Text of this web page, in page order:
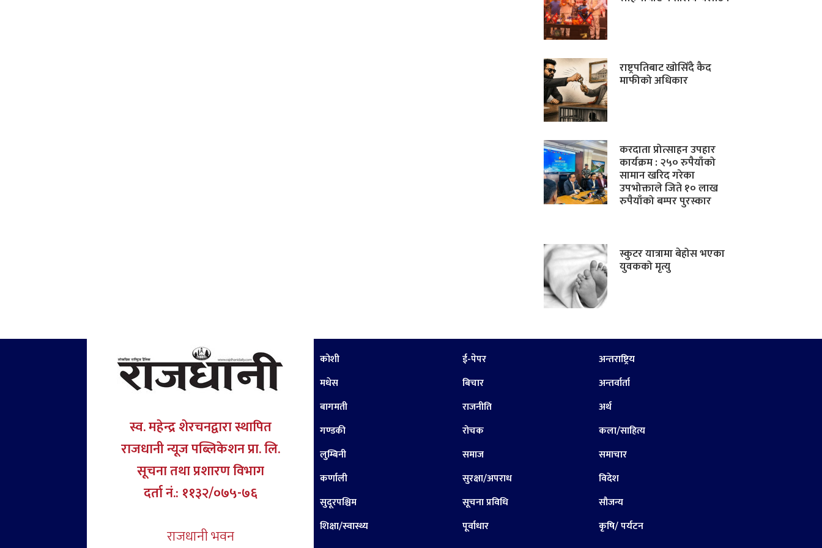
राष्ट्रपतिबाट खोसिँदै कैद
माफीको अधिकार
करदाता प्रोत्साहन उपहार
कार्यक्रम : २५० रुपैयाँको
सामान खरिद गरेका
उपभोक्ताले जिते १० लाख
रुपैयाँको बम्पर पुरस्कार
स्कुटर यात्रामा बेहोस भएका
युवकको मृत्यु
स्व. महेन्द्र शेरचनद्वारा स्थापित
राजधानी न्यूज पब्लिकेशन प्रा. लि.
सूचना तथा प्रशारण विभाग
दर्ता नं.: ११३२/०७५-७६
राजधानी भवन
कोशी
मधेस
बागमती
गण्डकी
लुम्बिनी
कर्णाली
सुदूरपश्चिम
शिक्षा/स्वास्थ्य
ई-पेपर
बिचार
राजनीति
रोचक
समाज
सुरक्षा/अपराध
सूचना प्रविधि
पूर्वाधार
अन्तराष्ट्रिय
अन्तर्वार्ता
अर्थ
कला/साहित्य
समाचार
विदेश
सौजन्य
कृषि/ पर्यटन